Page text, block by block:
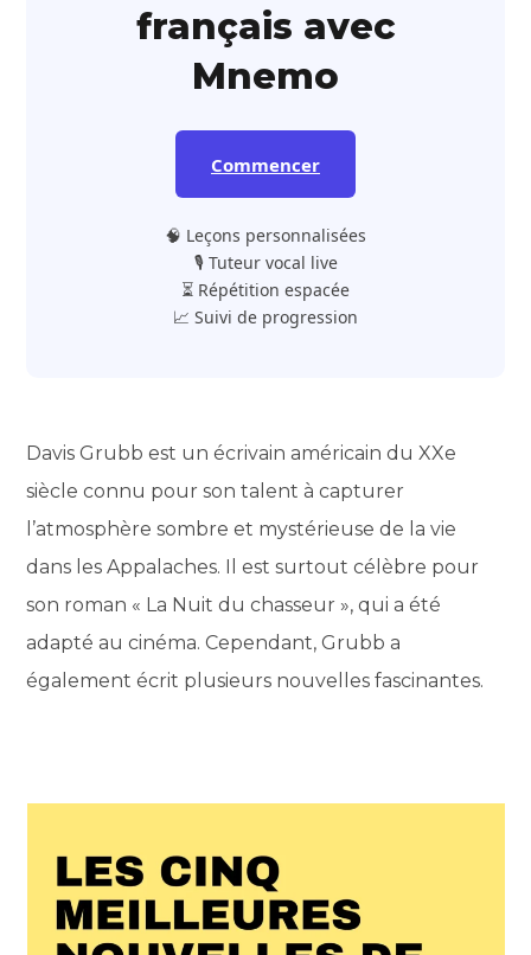
français avec
Mnemo
Commencer
🧠 Leçons personnalisées
🎙️ Tuteur vocal live
⏳ Répétition espacée
📈 Suivi de progression
Davis Grubb est un écrivain américain du XXe
siècle connu pour son talent à capturer
l’atmosphère sombre et mystérieuse de la vie
dans les Appalaches. Il est surtout célèbre pour
son roman « La Nuit du chasseur », qui a été
adapté au cinéma. Cependant, Grubb a
également écrit plusieurs nouvelles fascinantes.